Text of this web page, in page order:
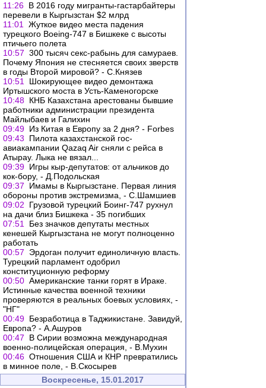
11:26 В 2016 году мигранты-гастарбайтеры
перевели в Кыргызстан $2 млрд
11:01
Жуткое видео места падения
турецкого Boeing-747 в Бишкеке с высоты
птичьего полета
10:57 300 тысяч секс-рабынь для самураев.
Почему Япония не стесняется своих зверств
в годы Второй мировой? - С.Князев
10:51
Шокирующее видео демонтажа
Иртышского моста в Усть-Каменогорске
10:48 КНБ Казахстана арестованы бывшие
работники администрации президента
Майлыбаев и Галихин
09:49 Из Китая в Европу за 2 дня? - Forbes
09:43
Пилота казахстанской гос-
авиакампании Qazaq Air сняли с рейса в
Атырау. Лыка не вязал...
09:39 Игры кыр-депутатов: от альчиков до
кок-бору, - Д.Подольская
09:37
Имамы в Кыргызстане. Первая линия
обороны против экстремизма, - С.Шамшиев
09:02
Грузовой турецкий Боинг-747 рухнул
на дачи близ Бишкека - 35 погибших
07:51
Без значков депутаты местных
кенешей Кыргызстана не могут полноценно
работать
00:57
Эрдоган получит единоличную власть.
Турецкий парламент одобрил
конституционную реформу
00:50 Американские танки горят в Ираке.
Истинные качества военной техники
проверяются в реальных боевых условиях, -
"НГ"
00:49 Безработица в Таджикистане. Завидуй,
Европа? - А.Ашуров
00:47
В Сирии возможна международная
военно-полицейская операция, - В.Мухин
00:46 Отношения США и КНР превратились
в минное поле, - В.Скосырев
Воскресенье, 15.01.2017